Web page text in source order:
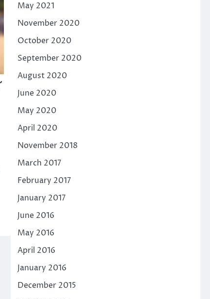
May 2021
November 2020
October 2020
September 2020
August 2020
June 2020
May 2020
April 2020
November 2018
March 2017
February 2017
January 2017
June 2016
May 2016
April 2016
January 2016
December 2015